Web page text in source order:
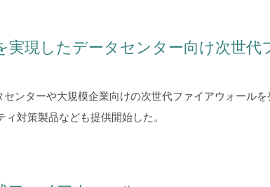
実現したデータセンター向け次世代
ンターや大規模企業向けの次世代ファイアウォールを
対策製品なども提供開始した。